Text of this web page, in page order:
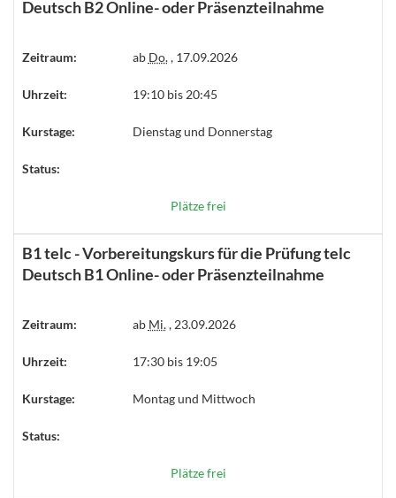
Deutsch B2 Online- oder Präsenzteilnahme
Zeitraum: ab Do., 17.09.2026
Uhrzeit: 19:10 bis 20:45
Kurstage: Dienstag und Donnerstag
Status:
Plätze frei
B1 telc - Vorbereitungskurs für die Prüfung telc
Deutsch B1 Online- oder Präsenzteilnahme
Zeitraum: ab Mi., 23.09.2026
Uhrzeit: 17:30 bis 19:05
Kurstage: Montag und Mittwoch
Status:
Plätze frei